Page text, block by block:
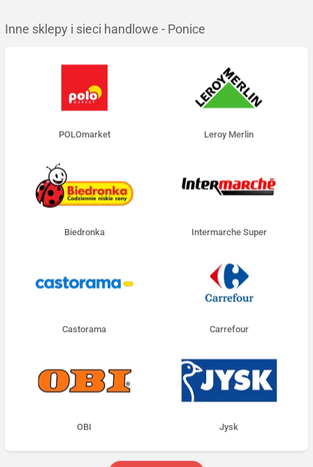
Inne sklepy i sieci handlowe - Ponice
POLOmarket Leroy Merlin
Biedronka Intermarche Super
Castorama Carrefour
OBI Jysk